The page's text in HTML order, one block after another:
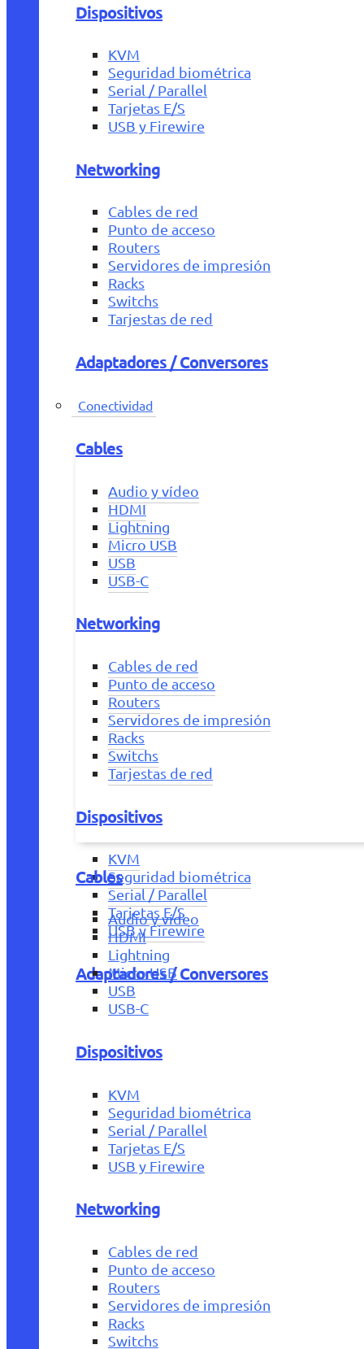
Dispositivos
KVM
Seguridad biométrica
Serial / Parallel
Tarjetas E/S
USB y Firewire
Networking
Cables de red
Punto de acceso
Routers
Servidores de impresión
Racks
Switchs
Tarjestas de red
Adaptadores / Conversores
Conectividad
Cables
Audio y vídeo
HDMI
Lightning
Micro USB
USB
USB-C
Networking
Cables de red
Punto de acceso
Routers
Servidores de impresión
Racks
Switchs
Tarjestas de red
Dispositivos
KVM
Seguridad biométrica
Serial / Parallel
Tarjetas E/S
USB y Firewire
Adaptadores / Conversores
Cables
Audio y vídeo
HDMI
Lightning
Micro USB
USB
USB-C
Dispositivos
KVM
Seguridad biométrica
Serial / Parallel
Tarjetas E/S
USB y Firewire
Networking
Cables de red
Punto de acceso
Routers
Servidores de impresión
Racks
Switchs